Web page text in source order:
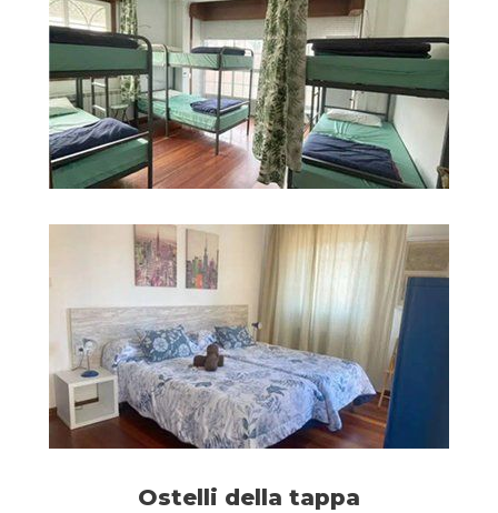
Ostelli della tappa